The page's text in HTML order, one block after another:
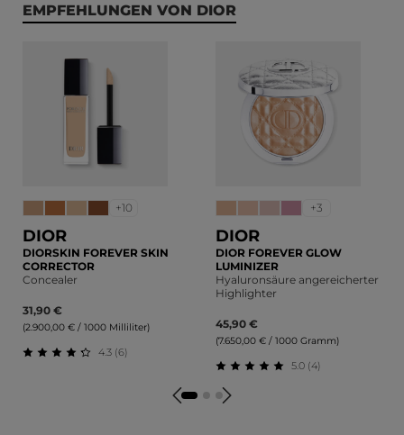
Produktgalerie überspringen
EMPFEHLUNGEN VON DIOR
+10
DIOR
DIORSKIN FOREVER SKIN
CORRECTOR
Concealer
31,90 €
(2.900,00 € / 1000 Milliliter)
4.3 (6)
+3
DIOR
DIOR FOREVER GLOW
LUMINIZER
Hyaluronsäure angereicherter
Highlighter
45,90 €
(7.650,00 € / 1000 Gramm)
Durchschnittliche
5.0 (4)